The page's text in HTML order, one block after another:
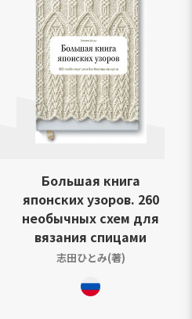
Большая книга
японских узоров. 260
необычных схем для
вязания спицами
志田ひとみ(著)